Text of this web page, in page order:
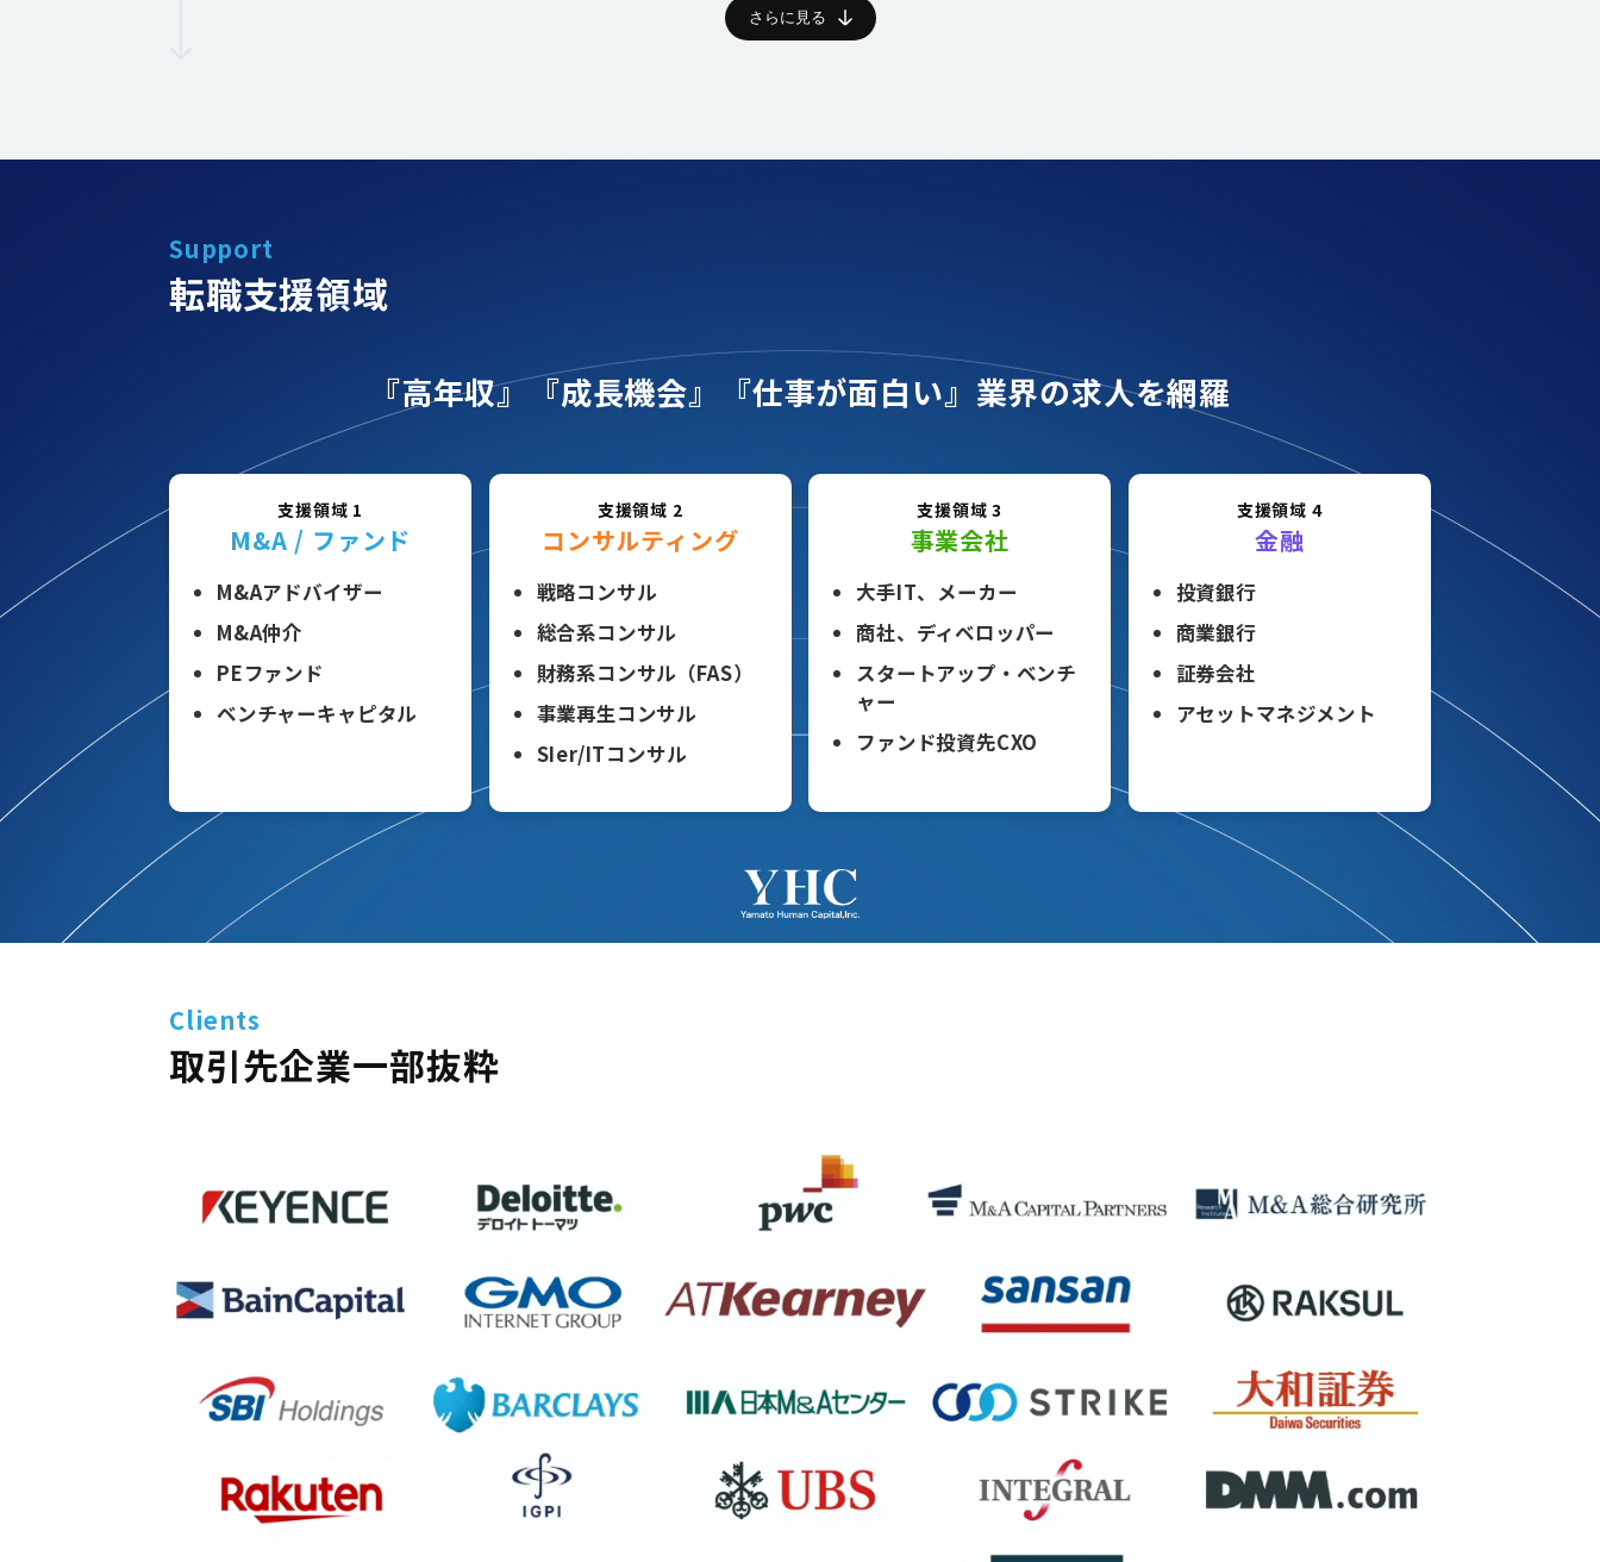
さらに見る
Support
転職支援領域
『高年収』『成長機会』 『仕事が面白い』業界の求人を網羅
支援領域 1
M&A / ファンド
M&Aアドバイザー
M&A仲介
PEファンド
ベンチャーキャピタル
支援領域 2
コンサルティング
戦略コンサル
総合系コンサル
財務系コンサル（FAS）
事業再生コンサル
SIer/ITコンサル
支援領域 3
事業会社
大手IT、メーカー
商社、ディベロッパー
スタートアップ・ベンチ
ャー
ファンド投資先CXO
支援領域 4
金融
投資銀行
商業銀行
証券会社
アセットマネジメント
Clients
取引先企業一部抜粋